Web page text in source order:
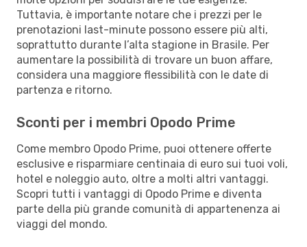
Tuttavia, è importante notare che i prezzi per le
prenotazioni last-minute possono essere più alti,
soprattutto durante l’alta stagione in Brasile. Per
aumentare la possibilità di trovare un buon affare,
considera una maggiore flessibilità con le date di
partenza e ritorno.
Sconti per i membri Opodo Prime
Come membro Opodo Prime, puoi ottenere offerte
esclusive e risparmiare centinaia di euro sui tuoi voli,
hotel e noleggio auto, oltre a molti altri vantaggi.
Scopri tutti i vantaggi di Opodo Prime e diventa
parte della più grande comunità di appartenenza ai
viaggi del mondo.